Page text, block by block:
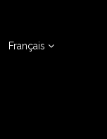
Français